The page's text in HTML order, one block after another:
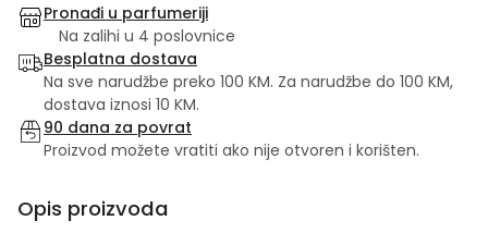
Pronađi u parfumeriji
Na zalihi u 4 poslovnice
Besplatna dostava
Na sve narudžbe preko 100 KM. Za narudžbe do 100 KM,
dostava iznosi 10 KM.
90 dana za povrat
Proizvod možete vratiti ako nije otvoren i korišten.
Opis proizvoda